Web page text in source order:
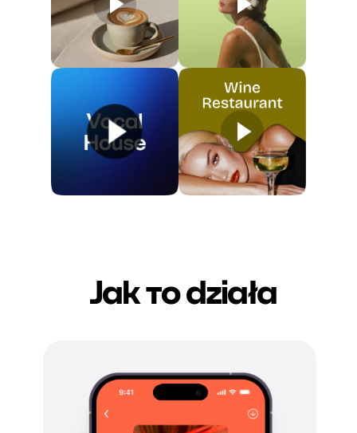
Jak то działa